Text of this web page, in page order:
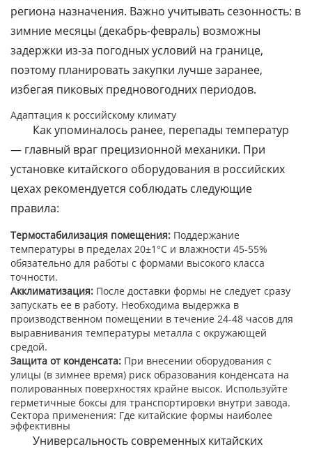
региона назначения. Важно учитывать сезонность: в
зимние месяцы (декабрь-февраль) возможны
задержки из-за погодных условий на границе,
поэтому планировать закупки лучше заранее,
избегая пиковых предновогодних периодов.
Адаптация к российскому климату
Как упоминалось ранее, перепады температур
— главный враг прецизионной механики. При
установке китайского оборудования в российских
цехах рекомендуется соблюдать следующие
правила:
Термостабилизация помещения: Поддержание
температуры в пределах 20±1°C и влажности 45-55%
обязательно для работы с формами высокого класса
точности.
Акклиматизация: После доставки формы не следует сразу
запускать ее в работу. Необходима выдержка в
производственном помещении в течение 24-48 часов для
выравнивания температуры металла с окружающей
средой.
Защита от конденсата: При внесении оборудования с
улицы (в зимнее время) риск образования конденсата на
полированных поверхностях крайне высок. Используйте
герметичные боксы для транспортировки внутри завода.
Сектора применения: Где китайские формы наиболее
эффективны
Универсальность современных китайских